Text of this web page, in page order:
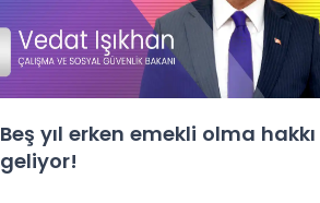
Beş yıl erken emekli olma hakkı
geliyor!